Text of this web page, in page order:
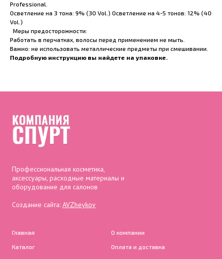
Professional.
Осветление на 3 тона: 9% (30 Vol.) Осветление на 4-5 тонов: 12% (40
Vol.)
Меры предосторожности:
Работать в перчатках, волосы перед применением не мыть.
Важно: не использовать металлические предметы при смешивании.
Подробную инструкцию вы найдете на упаковке.
Профессиональная косметика,
аксессуары, расходные материалы и
оборудование для салонов
Создание сайта: AVZheykov
Главная
Каталог
О компании
Оплата и доставка